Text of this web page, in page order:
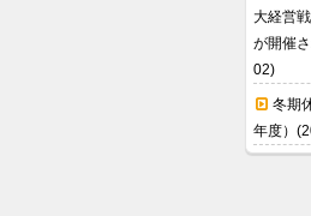
大経営
が開催
02)
冬期
年度）